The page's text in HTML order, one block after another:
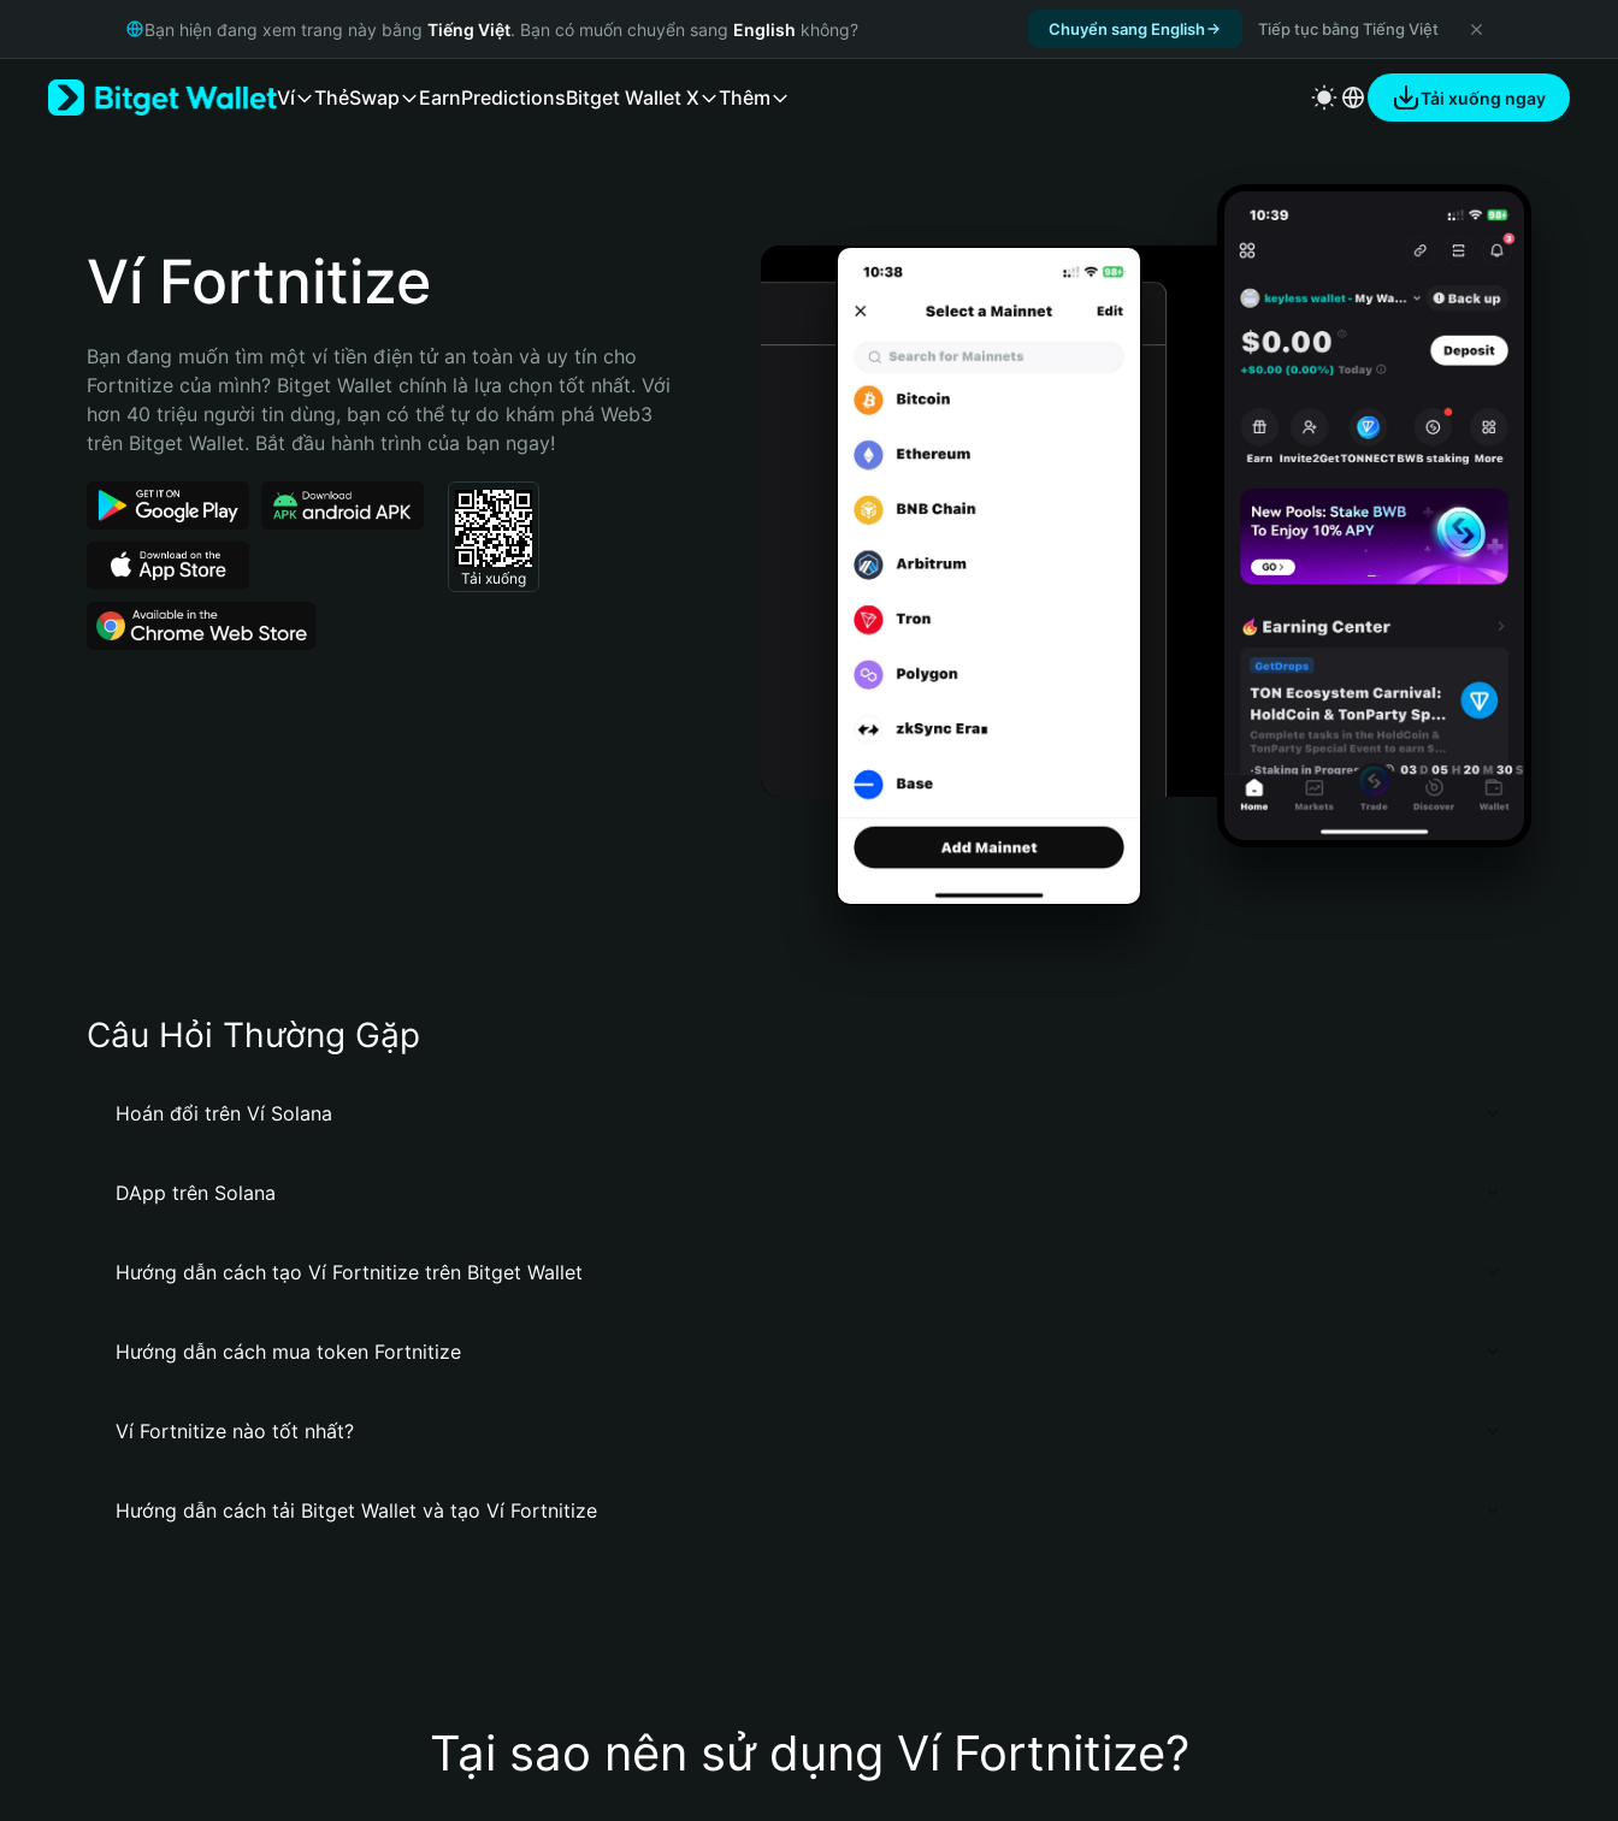
Русский
Bahasa Indonesia
Português (Brasil)
Bạn hiện đang xem trang này bằng Tiếng Việt. Bạn có muốn chuyển sang English không? Chuyển sang English Tiếp tục bằng Tiếng Việt
Ví ThẻSwap EarnPredictionsBitget Wallet X Thêm Tải xuống ngay
Ví Fortnitize
Bạn đang muốn tìm một ví tiền điện tử an toàn và uy tín cho
Fortnitize của mình? Bitget Wallet chính là lựa chọn tốt nhất. Với
hơn 40 triệu người tin dùng, bạn có thể tự do khám phá Web3
trên Bitget Wallet. Bắt đầu hành trình của bạn ngay!
Tải xuống
Câu Hỏi Thường Gặp
Hoán đổi trên Ví Solana
DApp trên Solana
Hướng dẫn cách tạo Ví Fortnitize trên Bitget Wallet
Hướng dẫn cách mua token Fortnitize
Ví Fortnitize nào tốt nhất?
Hướng dẫn cách tải Bitget Wallet và tạo Ví Fortnitize
Tại sao nên sử dụng Ví Fortnitize?